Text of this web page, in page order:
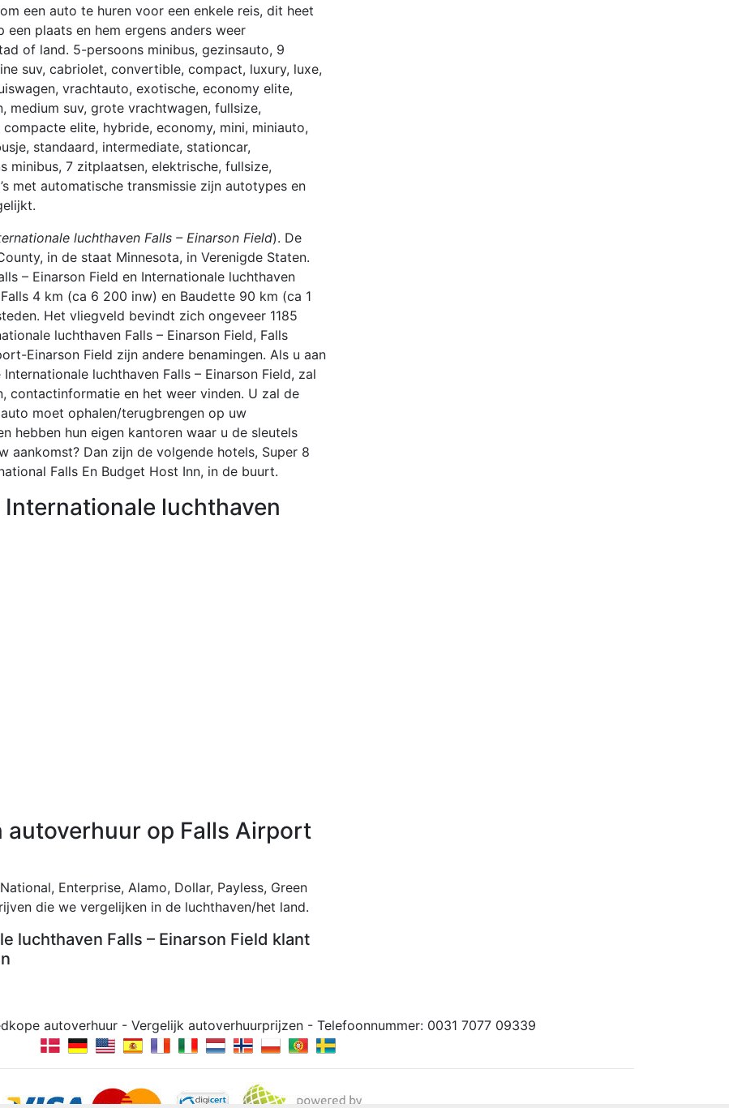
een auto te huren voor een enkele reis, dit heet
een plaats en hem ergens anders weer
of land. 5-persoons minibus, gezinsauto, 9
suv, cabriolet, convertible, compact, luxury, luxe,
vrachtauto, exotische, economy elite,
medium suv, grote vrachtwagen, fullsize,
elite, hybride, economy, mini, miniauto,
standaard, intermediate, stationcar,
minibus, 7 zitplaatsen, elektrische, fullsize,
met automatische transmissie zijn autotypes en
luchthaven Falls – Einarson Field). De
in de staat Minnesota, in Verenigde Staten.
– Einarson Field en Internationale luchthaven
4 km (ca 6 200 inw) en Baudette 90 km (ca 1
Het vliegveld bevindt zich ongeveer 1185
luchthaven Falls – Einarson Field, Falls
Einarson Field zijn andere benamingen. Als u aan
luchthaven Falls – Einarson Field, zal
contactinformatie en het weer vinden. U zal de
moet ophalen/terugbrengen op uw
hebben hun eigen kantoren waar u de sleutels
aankomst? Dan zijn de volgende hotels, Super 8
Falls En Budget Host Inn, in de buurt.
luchthaven
op Falls Airport
Enterprise, Alamo, Dollar, Payless, Green
die we vergelijken in de luchthaven/het land.
luchthaven Falls – Einarson Field klant
autoverhuur - Vergelijk autoverhuurprijzen - Telefoonnummer: 0031 7077 09339